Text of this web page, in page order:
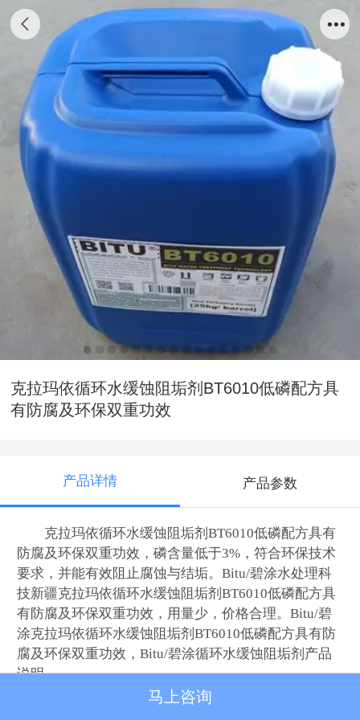
克拉玛依循环水缓蚀阻垢剂BT6010低磷配方具
有防腐及环保双重功效
产品详情 产品参数
克拉玛依循环水缓蚀阻垢剂BT6010低磷配方具有
防腐及环保双重功效，磷含量低于3%，符合环保技术
要求，并能有效阻止腐蚀与结垢。 Bitu/碧涂水处理科
技新疆克拉玛依循环水缓蚀阻垢剂BT6010低磷配方具
有防腐及环保双重功效，用量少，价格合理。 Bitu/碧
涂克拉玛依循环水缓蚀阻垢剂BT6010低磷配方具有防
腐及环保双重功效 ， Bitu/碧涂循环水缓蚀阻垢剂产品
说明。
马上咨询